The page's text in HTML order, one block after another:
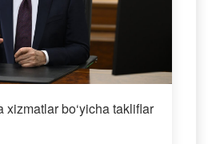
xizmatlar bo‘yicha takliflar